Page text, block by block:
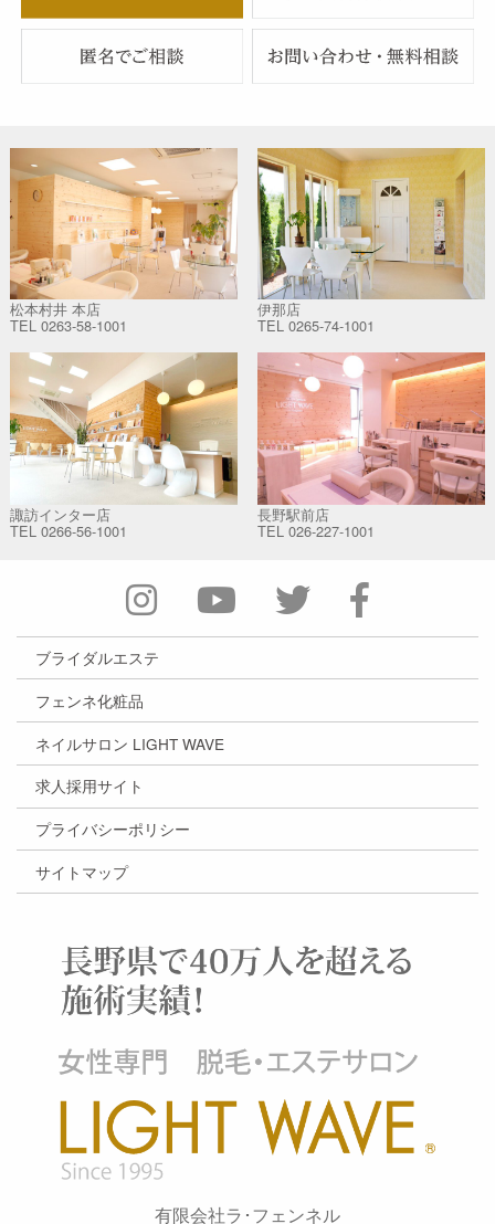
松本村井 本店
TEL 0263-58-1001
伊那店
TEL 0265-74-1001
諏訪インター店
TEL 0266-56-1001
長野駅前店
TEL 026-227-1001
有限会社ラ･フェンネル
ブライダルエステ
フェンネ化粧品
ネイルサロン LIGHT WAVE
求人採用サイト
プライバシーポリシー
サイトマップ